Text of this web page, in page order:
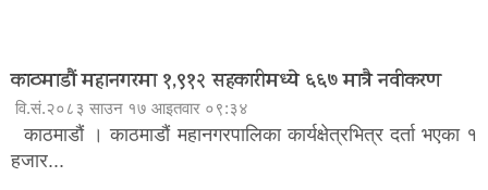
काठमाडौं महानगरमा १,९१२ सहकारीमध्ये ६६७ मात्रै नवीकरण
वि.सं.२०८३ साउन १७ आइतवार ०९:३४
काठमाडौं । काठमाडौं महानगरपालिका कार्यक्षेत्रभित्र दर्ता भएका १
हजार...